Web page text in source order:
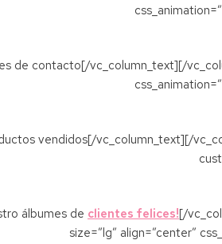
de contacto[/vc_column_text][/
vendidos[/vc_column_text][/
álbumes de clientes felices![/
size=”lg” align=”center”